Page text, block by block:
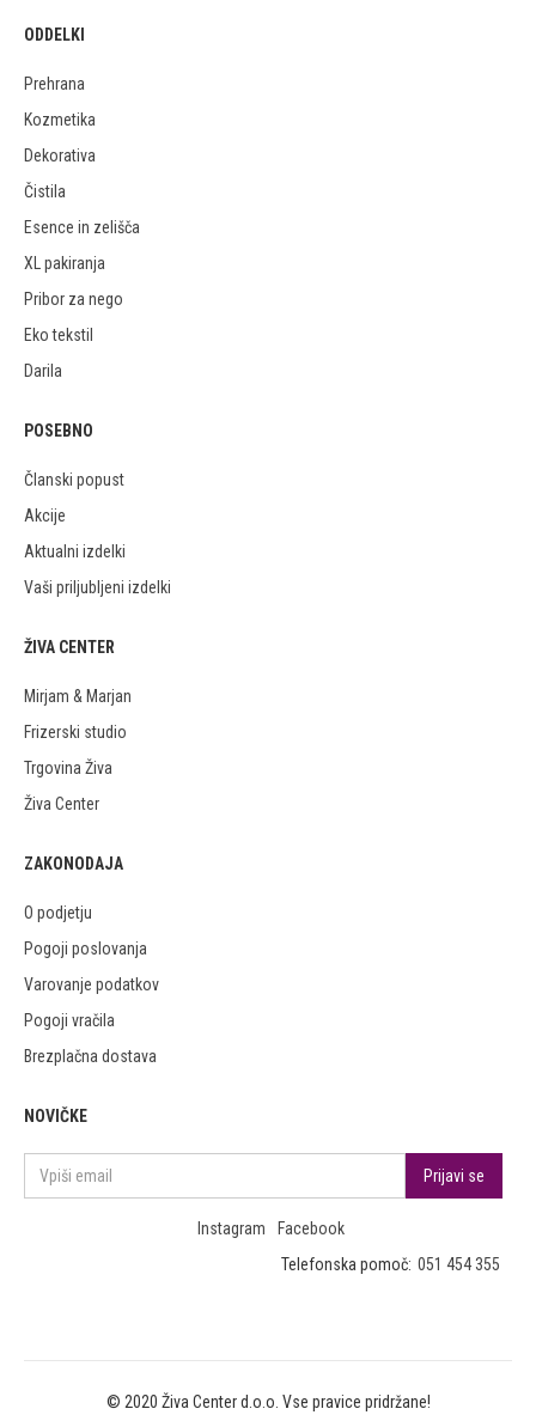
ODDELKI
Prehrana
Kozmetika
Dekorativa
Čistila
Esence in zelišča
XL pakiranja
Pribor za nego
Eko tekstil
Darila
POSEBNO
Članski popust
Akcije
Aktualni izdelki
Vaši priljubljeni izdelki
ŽIVA CENTER
Mirjam & Marjan
Frizerski studio
Trgovina Živa
Živa Center
ZAKONODAJA
O podjetju
Pogoji poslovanja
Varovanje podatkov
Pogoji vračila
Brezplačna dostava
NOVIČKE
Instagram
Facebook
Telefonska pomoč: 051 454 355
© 2020 Živa Center d.o.o. Vse pravice pridržane!